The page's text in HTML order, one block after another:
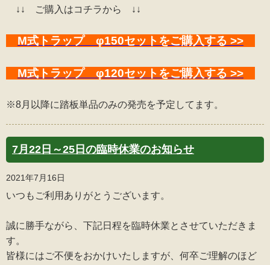
↓↓ ご購入はコチラから ↓↓
M式トラップ φ150セットをご購入する >>
M式トラップ φ120セットをご購入する >>
※8月以降に踏板単品のみの発売を予定してます。
7月22日～25日の臨時休業のお知らせ
2021年7月16日
いつもご利用ありがとうございます。
誠に勝手ながら、下記日程を臨時休業とさせていただきま
す。
皆様にはご不便をおかけいたしますが、何卒ご理解のほど